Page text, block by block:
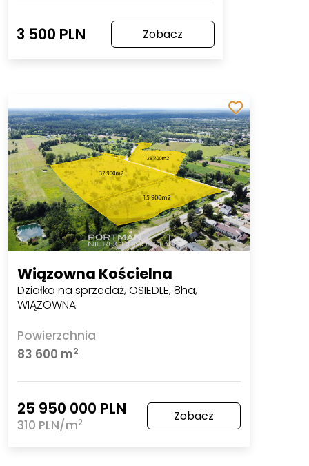
3 500 PLN Zobacz
Wiązowna Kościelna
Działka na sprzedaż, OSIEDLE, 8ha,
WIĄZOWNA
Powierzchnia
83 600 m2
25 950 000 PLN
310 PLN/m2 Zobacz